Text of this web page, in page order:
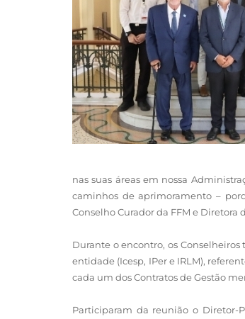
nas suas áreas em nossa
caminhos de aprimoramento –
Conselho Curador da FFM e Diretora
Durante o encontro, os
entidade (Icesp, IPer e IRLM),
cada um dos Contratos de Gestão
Participaram da reunião o Diretor-